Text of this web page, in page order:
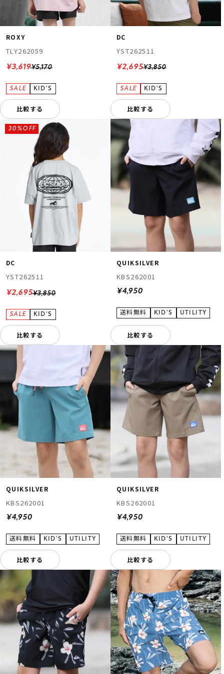
ROXY
TLY262059
¥5,170
¥3,619
比較する
DC
YST262511
¥3,850
¥2,695
比較する
DC
YST262511
¥3,850
30%OFF
¥2,695
比較する
QUIKSILVER
KBS262001
¥4,950
比較する
QUIKSILVER
KBS262001
¥4,950
比較する
QUIKSILVER
KBS262001
¥4,950
比較する